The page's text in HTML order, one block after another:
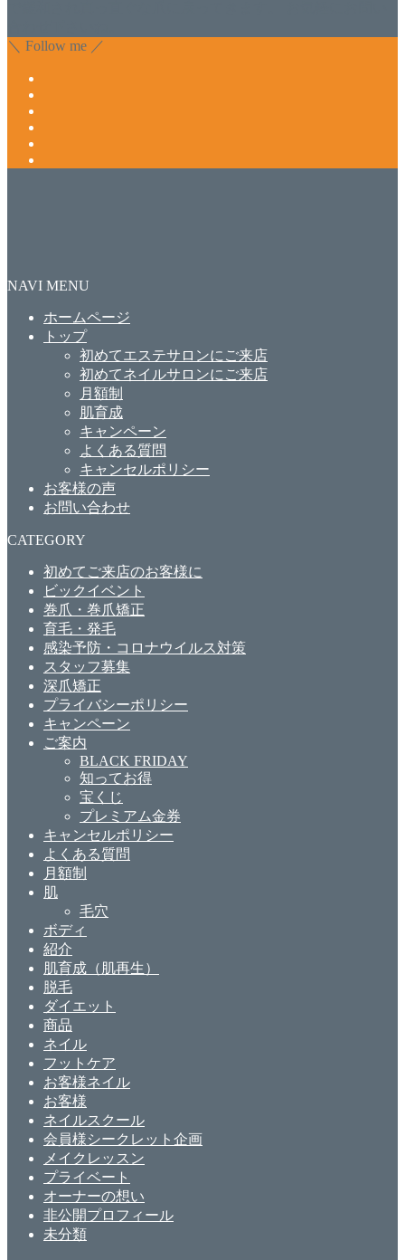
＼ Follow me ／
NAVI MENU
ホームページ
トップ
初めてエステサロンにご来店
初めてネイルサロンにご来店
月額制
肌育成
キャンペーン
よくある質問
キャンセルポリシー
お客様の声
お問い合わせ
CATEGORY
初めてご来店のお客様に
ビックイベント
巻爪・巻爪矯正
育毛・発毛
感染予防・コロナウイルス対策
スタッフ募集
深爪矯正
プライバシーポリシー
キャンペーン
ご案内
BLACK FRIDAY
知ってお得
宝くじ
プレミアム金券
キャンセルポリシー
よくある質問
月額制
肌
毛穴
ボディ
紹介
肌育成（肌再生）
脱毛
ダイエット
商品
ネイル
フットケア
お客様ネイル
お客様
ネイルスクール
会員様シークレット企画
メイクレッスン
プライベート
オーナーの想い
非公開プロフィール
未分類